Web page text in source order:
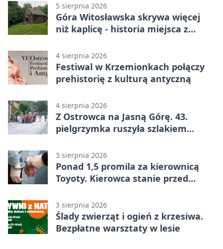
5 sierpnia 2026
Góra Witosławska skrywa więcej
niż kaplicę - historia miejsca z
4 sierpnia 2026
Festiwal w Krzemionkach połączy
prehistorię z kulturą antyczną
4 sierpnia 2026
Z Ostrowca na Jasną Górę. 43.
pielgrzymka ruszyła szlakiem
3 sierpnia 2026
Ponad 1,5 promila za kierownicą
Toyoty. Kierowca stanie przed
3 sierpnia 2026
Ślady zwierząt i ogień z krzesiwa.
Bezpłatne warsztaty w lesie